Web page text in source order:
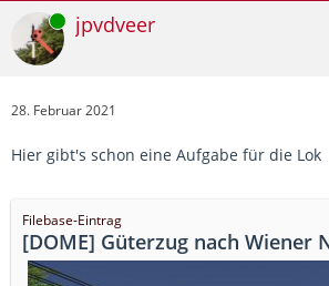
Online jpvdveer
28. Februar 2021
Hier gibt's schon eine Aufgabe für die Lok
Filebase-Eintrag
[DOME] Güterzug nach Wiener